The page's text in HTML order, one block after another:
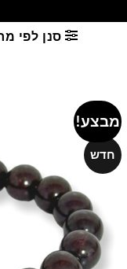
סנן לפי
מבצע!
חדש